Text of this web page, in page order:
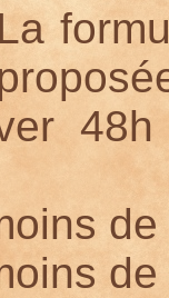
La
48h